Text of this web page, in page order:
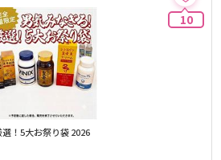
10
選！5大お祭り袋 2026